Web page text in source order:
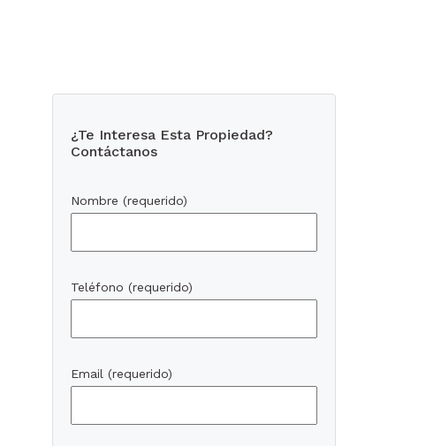
¿Te Interesa Esta Propiedad?
Contáctanos
Nombre (requerido)
Teléfono (requerido)
Email (requerido)